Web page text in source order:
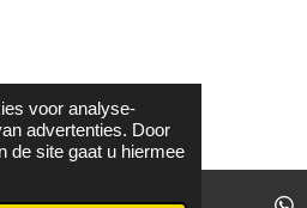
voor analyse-
advertenties. Door
de site gaat u hiermee